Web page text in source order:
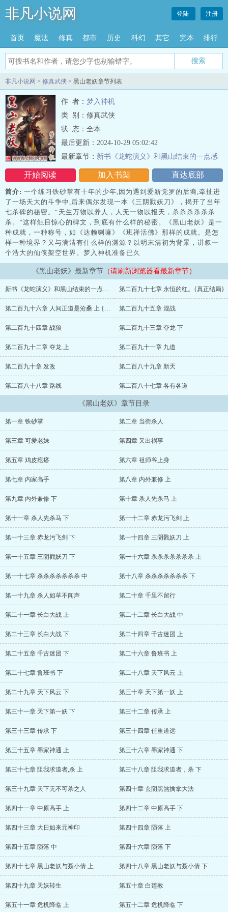
非凡小说网
搜索
登陆 注册
首页 魔法 修真 都市 历史 科幻 其它 完本 排行
非凡小说网 > 修真武侠 > 黑山老妖章节列表
作 者： 梦入神机
类 别：修真武侠
状 态：全本
开始阅读 加入书架 直达底部
最后更新：2024-10-29 05:02:42
最新章节： 新书《龙蛇演义》和黑山结束的一点感
想。
简介: 一个练习铁砂掌有十年的少年,因为遇到爱新觉罗的后裔,牵扯进
了一场天大的斗争中,后来偶尔发现一本《三阴戮妖刀》，揭开了当年
七杀碑的秘密。“天生万物以养人，人无一物以报天，杀杀杀杀杀杀
杀。”这样触目惊心的碑文，到底有什么样的秘密。《黑山老妖》是一
种成就，一种称号，如《达赖喇嘛》《班禅活佛》那样的成就。是怎
样一种境界？又与满清有什么样的渊源？以明末清初为背景，讲叙一
个浩大的仙侠架空世界。梦入神机准备已久
《黑山老妖》最新章节 （请刷新浏览器看最新章节）
新书《龙蛇演义》和黑山结束的一点感想。 第二百九十七章 永恒的红。{真正结局}
第二百九十六章 人间正道是沧桑 上 {大结局} 第二百九十五章 混战
第二百九十四章 战狼 第二百九十三章 夺龙 下
第二百九十二章 夺龙 上 第二百九十一章 九道
第二百九十章 发改 第二百八十九章 新天
第二百八十八章 路线 第二百八十七章 各有各道
《黑山老妖》章节目录
第一章 铁砂掌 第二章 当街杀人
第三章 可爱老妹 第四章 又出祸事
第五章 鸡皮疙瘩 第六章 祖师爷上身
第七章 内家高手 第八章 内外兼修 上
第九章 内外兼修 下 第十章 杀人先杀马 上
第十一章 杀人先杀马 下 第一十二章 赤龙污飞剑 上
第一十三章 赤龙污飞剑 下 第一十四章 三阴戮妖刀 上
第一十五章 三阴戮妖刀 下 第一十六章 杀杀杀杀杀杀杀 上
第一十七章 杀杀杀杀杀杀杀 中 第十八章 杀杀杀杀杀杀杀 下
第一十九章 杀人如草不闻声 第二十章 千里不留行
第二十一章 长白大战 上 第二十二章 长白大战 中
第二十三章 长白大战 下 第二十四章 千古迷团 上
第二十五章 千古迷团 下 第二十六章 鲁班书 上
第二十七章 鲁班书 下 第二十八章 天下风云 上
第二十九章 天下风云 下 第三十章 天下第一妖 上
第三十一章 天下第一妖 下 第三十二章 传承 上
第三十三章 传承 下 第三十四章 任重道远
第三十五章 墨家神通 上 第三十六章 墨家神通 下
第三十七章 阻我求道者,杀 上 第三十八章 阻我求道者，杀 下
第三十九章 天下无不可杀之人 第四十章 玄阴黑煞擒拿大法
第四十一章 中原高手 上 第四十二章 中原高手 下
第四十三章 大日如来元神印 第四十四章 陨落 上
第四十五章 陨落 中 第四十六章 陨落 下
第四十七章 黑山老妖与聂小倩 上 第四十八章 黑山老妖与聂小倩 下
第四十九章 天妖转生 第五十章 白莲教
第五十一章 危机降临 上 第五十二章 危机降临 下